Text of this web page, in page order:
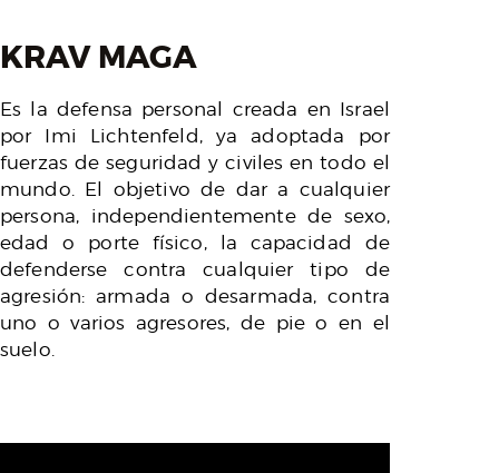
KRAV MAGA
Es la defensa personal creada en Israel
por Imi Lichtenfeld, ya adoptada por
fuerzas de seguridad y civiles en todo el
mundo. El objetivo de dar a cualquier
persona, independientemente de sexo,
edad o porte físico, la capacidad de
defenderse contra cualquier tipo de
agresión: armada o desarmada, contra
uno o varios agresores, de pie o en el
suelo.